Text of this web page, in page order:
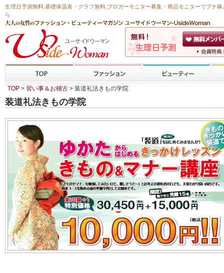
生理日予測無料 基礎体温表・グラフ無料 ,ブロガーモニター募集・商品モニターでプチ稼
ら
TOP > 習い事＆お稽古 > 装道礼法きもの学院
装道礼法きもの学院